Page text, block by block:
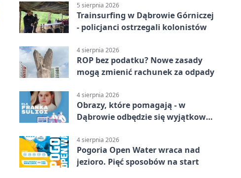
5 sierpnia 2026
Trainsurfing w Dąbrowie Górniczej
- policjanci ostrzegali kolonistów
4 sierpnia 2026
ROP bez podatku? Nowe zasady
mogą zmienić rachunek za odpady
4 sierpnia 2026
Obrazy, które pomagają - w
Dąbrowie odbędzie się wyjątkowa
4 sierpnia 2026
Pogoria Open Water wraca nad
jezioro. Pięć sposobów na start